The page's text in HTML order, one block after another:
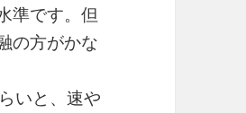
準です。但
の方がかな
いと、速や